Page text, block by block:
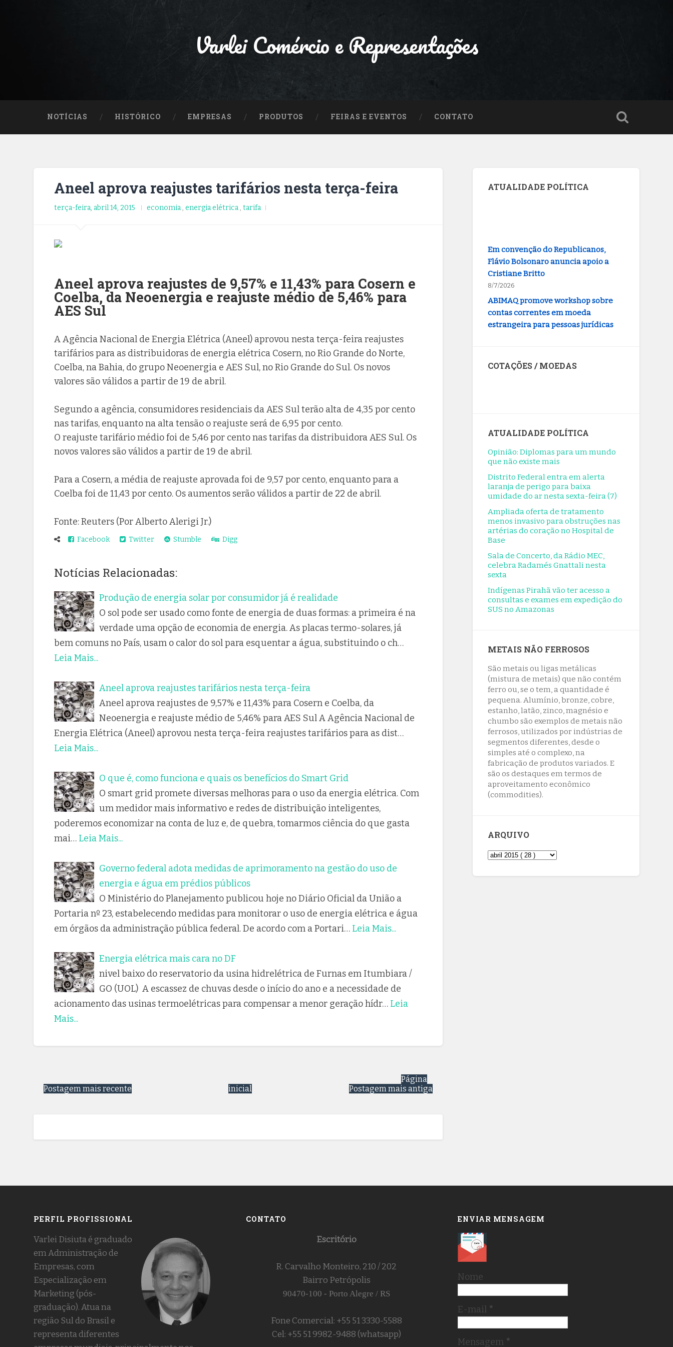
Varlei Comércio e Representações
NOTÍCIAS HISTÓRICO EMPRESAS PRODUTOS FEIRAS E EVENTOS CONTATO
Aneel aprova reajustes tarifários nesta terça-feira
terça-feira, abril 14, 2015 economia,energia elétrica,tarifa
Aneel aprova reajustes de 9,57% e 11,43% para Cosern e
Coelba, da Neoenergia e reajuste médio de 5,46% para
AES Sul
A Agência Nacional de Energia Elétrica (Aneel) aprovou nesta terça-feira reajustes
tarifários para as distribuidoras de energia elétrica Cosern, no Rio Grande do Norte,
Coelba, na Bahia, do grupo Neoenergia e AES Sul, no Rio Grande do Sul. Os novos
valores são válidos a partir de 19 de abril.
Segundo a agência, consumidores residenciais da AES Sul terão alta de 4,35 por cento
nas tarifas, enquanto na alta tensão o reajuste será de 6,95 por cento.
O reajuste tarifário médio foi de 5,46 por cento nas tarifas da distribuidora AES Sul. Os
novos valores são válidos a partir de 19 de abril.
Para a Cosern, a média de reajuste aprovada foi de 9,57 por cento, enquanto para a
Coelba foi de 11,43 por cento. Os aumentos serão válidos a partir de 22 de abril.
Fonte: Reuters (Por Alberto Alerigi Jr.)
Facebook Twitter Stumble Digg
Notícias Relacionadas:
Produção de energia solar por consumidor já é realidade
O sol pode ser usado como fonte de energia de duas formas: a primeira é na
verdade uma opção de economia de energia. As placas termo-solares, já
bem comuns no País, usam o calor do sol para esquentar a água, substituindo o ch…
Leia Mais...
Aneel aprova reajustes tarifários nesta terça-feira
Aneel aprova reajustes de 9,57% e 11,43% para Cosern e Coelba, da
Neoenergia e reajuste médio de 5,46% para AES Sul A Agência Nacional de
Energia Elétrica (Aneel) aprovou nesta terça-feira reajustes tarifários para as dist…
Leia Mais...
O que é, como funciona e quais os benefícios do Smart Grid
O smart grid promete diversas melhoras para o uso da energia elétrica. Com
um medidor mais informativo e redes de distribuição inteligentes,
poderemos economizar na conta de luz e, de quebra, tomarmos ciência do que gasta
mai… Leia Mais...
Governo federal adota medidas de aprimoramento na gestão do uso de
energia e água em prédios públicos
O Ministério do Planejamento publicou hoje no Diário Oficial da União a
Portaria nº 23, estabelecendo medidas para monitorar o uso de energia elétrica e água
em órgãos da administração pública federal. De acordo com a Portari… Leia Mais...
Energia elétrica mais cara no DF
nivel baixo do reservatorio da usina hidrelétrica de Furnas em Itumbiara /
GO (UOL) A escassez de chuvas desde o início do ano e a necessidade de
acionamento das usinas termoelétricas para compensar a menor geração hídr… Leia
Mais...
Postagem mais recente Postagem mais antiga
Página
inicial
ATUALIDADE POLÍTICA
Flávio Bolsonaro anuncia apoio a
Cristiane Britto
8/7/2026
contas correntes em moeda
estrangeira para pessoas jurídicas
8/7/2026
Elétrico
8/7/2026
que não existe mais
Distrito Federal entra em alerta
laranja de perigo para baixa
umidade do ar nesta sexta-feira (7)
8/7/2026
Ampliada oferta de tratamento
artérias do coração no Hospital de
Base
Sala de Concerto, da Rádio MEC,
celebra Radamés Gnattali nesta
Indígenas Pirahã vão ter acesso a
SUS no Amazonas
8/7/2026
Reposição de testosterona não é
obrigatória para mulheres
8/7/2026
COTAÇÕES / MOEDAS
ATUALIDADE POLÍTICA
Opinião: Diplomas para um mundo
que não existe mais
Distrito Federal entra em alerta
laranja de perigo para baixa
umidade do ar nesta sexta-feira (7)
Ampliada oferta de tratamento
menos invasivo para obstruções nas
artérias do coração no Hospital de
Base
Sala de Concerto, da Rádio MEC,
celebra Radamés Gnattali nesta
sexta
Indígenas Pirahã vão ter acesso a
consultas e exames em expedição do
SUS no Amazonas
METAIS NÃO FERROSOS
São metais ou ligas metálicas
(mistura de metais) que não contém
ferro ou, se o tem, a quantidade é
pequena. Alumínio, bronze, cobre,
estanho, latão, zinco, magnésio e
chumbo são exemplos de metais não
ferrosos, utilizados por indústrias de
segmentos diferentes, desde o
simples até o complexo, na
fabricação de produtos variados. E
são os destaques em termos de
aproveitamento econômico
(commodities).
ARQUIVO
PERFIL PROFISSIONAL
Varlei Disiuta é graduado
em Administração de
Empresas, com
Especialização em
Marketing (pós-
graduação). Atua na
região Sul do Brasil e
representa diferentes
CONTATO
Escritório
R. Carvalho Monteiro, 210 / 202
Bairro Petrópolis
90470-100 - Porto Alegre / RS
Fone Comercial: +55 51 3330-5588
Cel: +55 51 9982-9488 (whatsapp)
ENVIAR MENSAGEM
Nome
E-mail *
Mensagem *